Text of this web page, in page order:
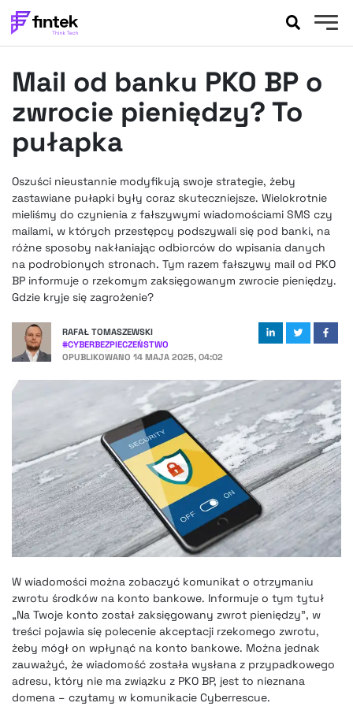
BANKOWOŚĆ
FELIETONY
WYWIADY
PODCASTY
FINTEKEXTRA
OKIEM EKSPERTA
Mail od banku PKO BP o
zwrocie pieniędzy? To
pułapka
Oszuści nieustannie modyfikują swoje strategie, żeby
zastawiane pułapki były coraz skuteczniejsze. Wielokrotnie
mieliśmy do czynienia z fałszywymi wiadomościami SMS czy
mailami, w których przestępcy podszywali się pod banki, na
różne sposoby nakłaniając odbiorców do wpisania danych
na podrobionych stronach. Tym razem fałszywy mail od PKO
BP informuje o rzekomym zaksięgowanym zwrocie pieniędzy.
Gdzie kryje się zagrożenie?
RAFAŁ TOMASZEWSKI
#CYBERBEZPIECZEŃSTWO
OPUBLIKOWANO 14 MAJA 2025, 04:02
W wiadomości można zobaczyć komunikat o otrzymaniu
zwrotu środków na konto bankowe. Informuje o tym tytuł
„Na Twoje konto został zaksięgowany zwrot pieniędzy”, w
treści pojawia się polecenie akceptacji rzekomego zwrotu,
żeby mógł on wpłynąć na konto bankowe. Można jednak
zauważyć, że wiadomość została wysłana z przypadkowego
adresu, który nie ma związku z PKO BP, jest to nieznana
domena – czytamy w komunikacie Cyberrescue.